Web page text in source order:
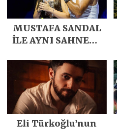
MUSTAFA SANDAL
İLE AYNI SAHNEDE
Eli Türkoğlu’nun